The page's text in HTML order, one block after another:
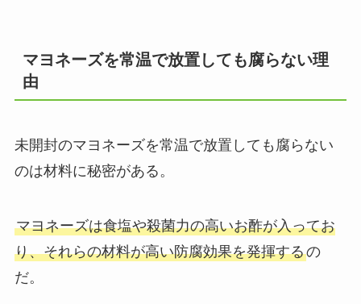
マヨネーズを常温で放置しても腐らない理
由
未開封のマヨネーズを常温で放置しても腐らない
のは材料に秘密がある。
マヨネーズは食塩や殺菌力の高いお酢が入ってお
り、それらの材料が高い防腐効果を発揮するの
だ。